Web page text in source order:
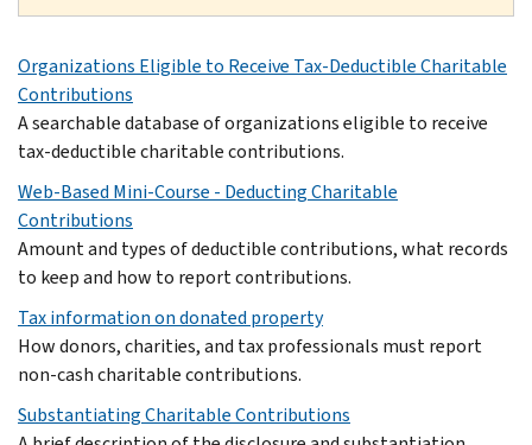
Organizations Eligible to Receive Tax-Deductible Charitable
Contributions
A searchable database of organizations eligible to receive
tax-deductible charitable contributions.
Web-Based Mini-Course - Deducting Charitable
Contributions
Amount and types of deductible contributions, what records
to keep and how to report contributions.
Tax information on donated property
How donors, charities, and tax professionals must report
non-cash charitable contributions.
Substantiating Charitable Contributions